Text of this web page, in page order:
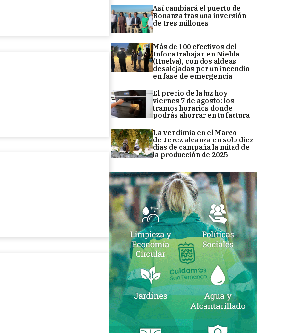
Así cambiará el puerto de
Bonanza tras una inversión
de tres millones
Más de 100 efectivos del
Infoca trabajan en Niebla
(Huelva), con dos aldeas
desalojadas por un incendio
en fase de emergencia
El precio de la luz hoy
viernes 7 de agosto: los
tramos horarios donde
podrás ahorrar en tu factura
La vendimia en el Marco
de Jerez alcanza en solo diez
días de campaña la mitad de
la producción de 2025